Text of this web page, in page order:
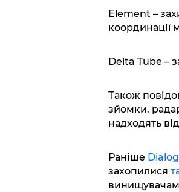
Element –
координації
Delta Tube –
Також
зйомки,
надходять
Раніше
захопилися